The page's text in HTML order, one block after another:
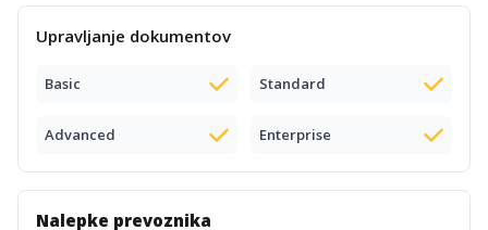
Upravljanje dokumentov
Basic Standard
Advanced Enterprise
Nalepke prevoznika